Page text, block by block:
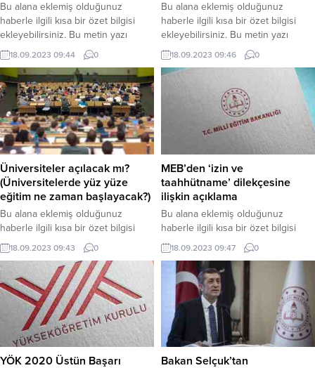
Bu alana eklemiş olduğunuz
haberle ilgili kısa bir özet bilgisi
ekleyebilirsiniz. Bu metin yazı
düzenleme sayfasında “Özet”
bölümünden eklenebilir. Özet
eklenmişse başlık altında kalın
olarak bu şekilde gösterilir,
eklenmemişse bu alan boş kalır.
18.09.2023 09:44 0
Bu alana eklemiş olduğunuz
haberle ilgili kısa bir özet bilgisi
ekleyebilirsiniz. Bu metin yazı
düzenleme sayfasında “Özet”
bölümünden eklenebilir. Özet
eklenmişse başlık altında kalın
olarak bu şekilde gösterilir,
eklenmemişse bu alan boş kalır.
18.09.2023 09:46 0
Üniversiteler açılacak mı?
(Üniversitelerde yüz yüze
eğitim ne zaman başlayacak?)
Bu alana eklemiş olduğunuz
haberle ilgili kısa bir özet bilgisi
ekleyebilirsiniz. Bu metin yazı
düzenleme sayfasında “Özet”
bölümünden eklenebilir. Özet
eklenmişse başlık altında kalın
olarak bu şekilde gösterilir,
eklenmemişse bu alan boş kalır.
18.09.2023 09:43 0
MEB’den ‘izin ve
taahhütname’ dilekçesine
ilişkin açıklama
Bu alana eklemiş olduğunuz
haberle ilgili kısa bir özet bilgisi
ekleyebilirsiniz. Bu metin yazı
düzenleme sayfasında “Özet”
bölümünden eklenebilir. Özet
eklenmişse başlık altında kalın
olarak bu şekilde gösterilir,
eklenmemişse bu alan boş kalır.
18.09.2023 09:47 0
YÖK 2020 Üstün Başarı
Bakan Selçuk’tan